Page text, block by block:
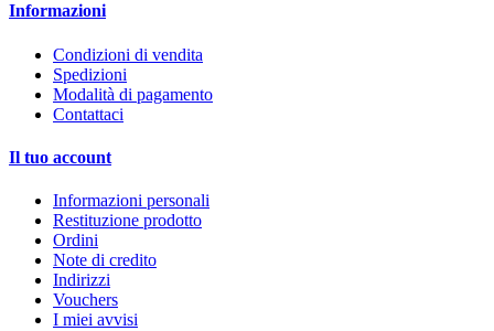
Informazioni
Condizioni di vendita
Spedizioni
Modalità di pagamento
Contattaci
Il tuo account
Informazioni personali
Restituzione prodotto
Ordini
Note di credito
Indirizzi
Vouchers
I miei avvisi